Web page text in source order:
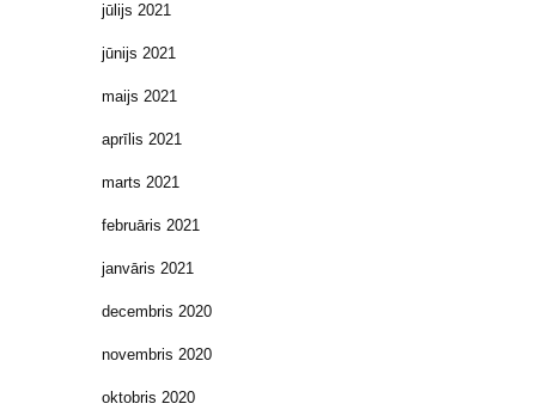
jūlijs 2021
jūnijs 2021
maijs 2021
aprīlis 2021
marts 2021
februāris 2021
janvāris 2021
decembris 2020
novembris 2020
oktobris 2020